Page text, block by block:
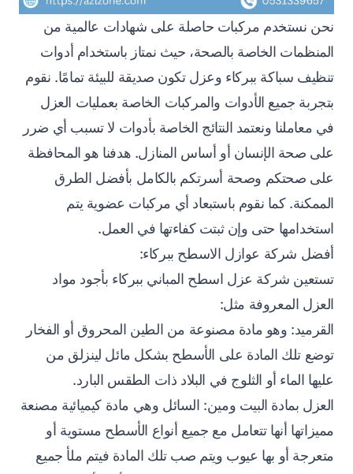
نحن نستخدم مركبات حاصلة على شهادات عالمية من
المنظمات الخاصة بالصحة، حيث نمتاز باستخدام أدوات
تنظيف سباكة ببركاء وعزل تكون صديقة للبيئة تمامًا. نقوم
بتجربة جميع الأدوات والمركبات الخاصة بعمليات العزل
في معاملنا ونعتمد النتائج الخاصة بأدوات لا تسبب أي ضرر
على صحة الإنسان أو أساس المنازل. هدفنا هو المحافظة
على صحتكم وصحة أسرتكم بالكامل بأفضل الطرق
الممكنة. كما نقوم باستبعاد أي مركبات عضوية يتم
استخدامها حتى وإن ثبتت كفاءتها في العمل.​
أفضل شركة عوازل الاسطح ببركاء:
تستعين شركة عزل اسطح المباني ببركاء بأجود مواد
العزل المعروفة مثل:
القرميد: وهو مادة مصنوعة من الطين المحروق أو الفخار
توضع تلك المادة على الأسطح بشكل مائل لينزلق من
عليها الماء أو الثلوج في البلاد ذات الطقس البارد.
العزل بمادة البيت ومين: السائل وهي مادة كيميائية مصنعة
مميزاتها أنها تتعامل مع جميع أنواع الأسطح مستوية أو
متعرجة أو بها عيوب ويتم صب تلك المادة فيتم ملأ جميع